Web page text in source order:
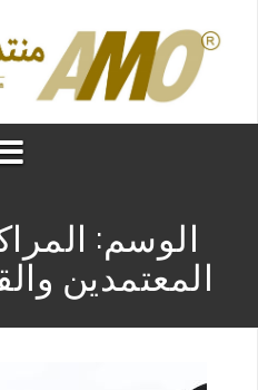
الوسم:
المعتمدين